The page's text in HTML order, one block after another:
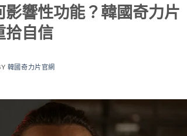
響性功能？韓國奇力片
拾自信
韓國奇力片官網